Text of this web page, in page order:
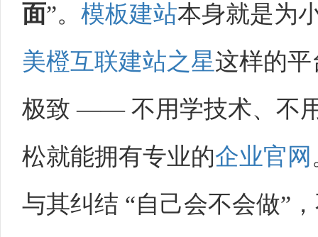
面”。 模板建站本身就是为
美橙互联建站之星这样的平
极致 —— 不用学技术、不
松就能拥有专业的企业官网
与其纠结 “自己会不会做”